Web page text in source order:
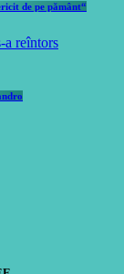
de pe pământ“